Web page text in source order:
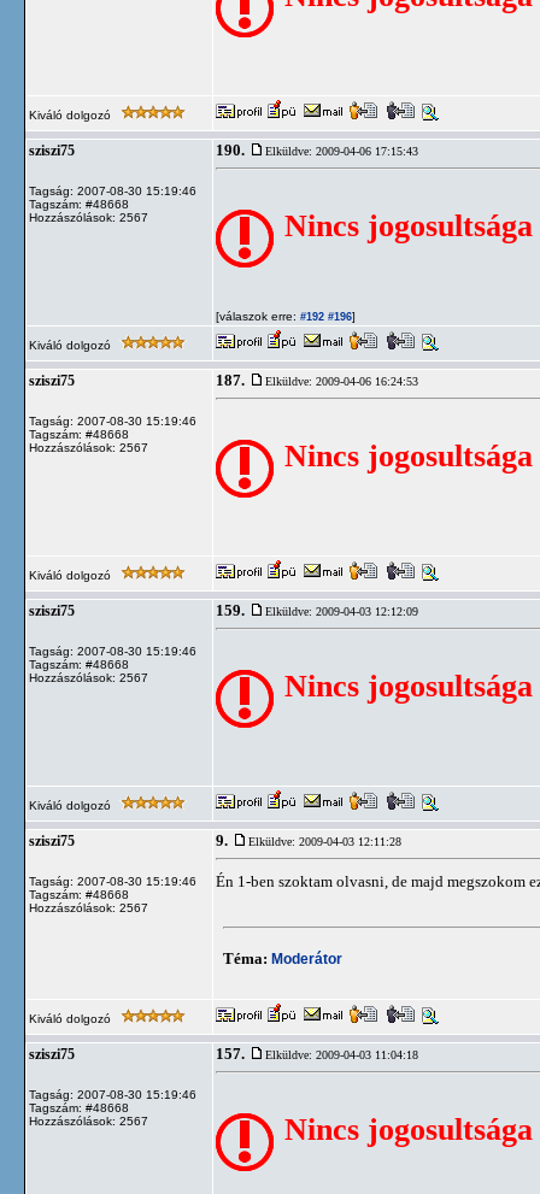
Kiváló dolgozó
sziszi75
Tagság: 2007-08-30 15:19:46
Tagszám: #48668
Hozzászólások: 2567
190. Elküldve: 2009-04-06 17:15:43
Nincs
[válaszok erre: #192 #196]
Kiváló dolgozó
sziszi75
Tagság: 2007-08-30 15:19:46
Tagszám: #48668
Hozzászólások: 2567
187. Elküldve: 2009-04-06 16:24:53
Nincs
Kiváló dolgozó
sziszi75
Tagság: 2007-08-30 15:19:46
Tagszám: #48668
Hozzászólások: 2567
159. Elküldve: 2009-04-03 12:12:09
Nincs
Kiváló dolgozó
sziszi75
Tagság: 2007-08-30 15:19:46
Tagszám: #48668
Hozzászólások: 2567
9. Elküldve: 2009-04-03 12:11:28
Én 1-ben szoktam olvasni, de majd megszokom
Téma: Moderátor
Kiváló dolgozó
sziszi75
Tagság: 2007-08-30 15:19:46
Tagszám: #48668
Hozzászólások: 2567
157. Elküldve: 2009-04-03 11:04:18
Nincs